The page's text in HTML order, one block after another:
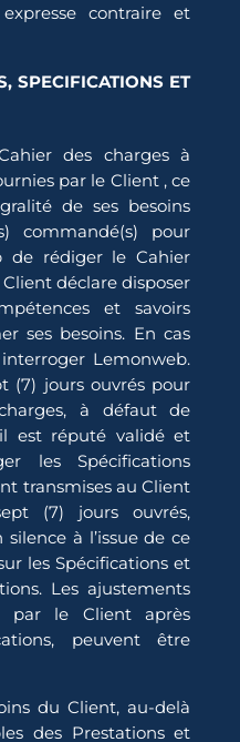
contraire et
SPECIFICATIONS ET
des charges à
par le Client , ce
de ses besoins
commandé(s) pour
de rédiger le Cahier
déclare disposer
et savoirs
ses besoins. En cas
Lemonweb.
(7) jours ouvrés pour
à défaut de
est réputé validé et
les Spécifications
transmises au Client
(7) jours ouvrés,
à l’issue de ce
les Spécifications et
Les ajustements
par le Client après
peuvent être
du Client, au-delà
des Prestations et